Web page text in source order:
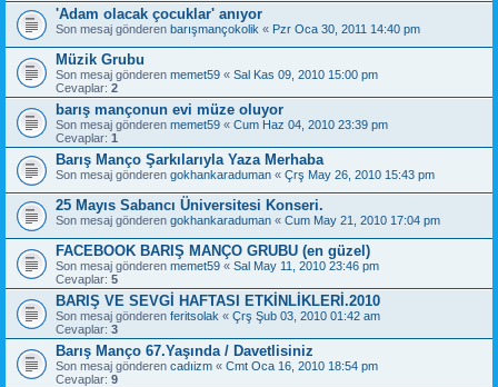
'Adam olacak çocuklar' anıyor
Son mesaj gönderen barışmançokolik « Pzr Oca 30, 2011 14:40 pm
Müzik Grubu
Son mesaj gönderen memet59 « Sal Kas 09, 2010 15:00 pm
Cevaplar: 2
barış mançonun evi müze oluyor
Son mesaj gönderen memet59 « Cum Haz 04, 2010 23:39 pm
Cevaplar: 1
Barış Manço Şarkılarıyla Yaza Merhaba
Son mesaj gönderen gokhankaraduman « Çrş May 26, 2010 15:43 pm
25 Mayıs Sabancı Üniversitesi Konseri.
Son mesaj gönderen gokhankaraduman « Cum May 21, 2010 17:04 pm
FACEBOOK BARIŞ MANÇO GRUBU (en güzel)
Son mesaj gönderen memet59 « Sal May 11, 2010 23:46 pm
Cevaplar: 5
BARIŞ VE SEVGİ HAFTASI ETKİNLİKLERİ.2010
Son mesaj gönderen feritsolak « Çrş Şub 03, 2010 01:42 am
Cevaplar: 3
Barış Manço 67.Yaşında / Davetlisiniz
Son mesaj gönderen cadıizm « Cmt Oca 16, 2010 18:54 pm
Cevaplar: 9